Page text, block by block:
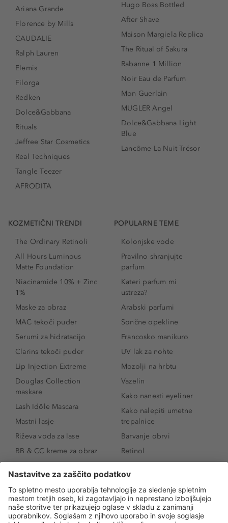
Ariana Grande
Florence by Mills
CAUDALIE
Ralph Lauren
Elemis
Filorga
Redken
Dolce&Gabbana
Rituals
Jeffree Star Cosmetics
Real Techniques
Tangle Teezer
AFRODITA
Hugo Boss Bottled
After Shave
Maison Margiela Replica
The Ritual of Sakura
Rabanne 1 Million
Noir Eau de Parfum
Mon Guerlain
MUGLER Angel
Dolce&Gabbana Light
Blue
Lancôme La Nuit Trésor
KOZMETIČNI TRENDI
The Ordinary Retinoli
All Hours Luminous
Matte Foundation
Niacinamide 10% + Zinc
1%
Maske za obraz
MAC tekoči puder
Serumi za hidratacijo
Clarins tekoči puder
Lip Injection Extreme
Douglas Collection
maskare
Lash Idôle Mascara
Mastni lasje
Riževa voda za lase
BB & CC kreme za obraz
SPF 30
Senčila za oči
Tekoči puder
Ličenje povešenih vek
POPULARNE TEME
Kolonjske vode
Pravilno shranjujte
parfum
Kateri parfum mi
ustreza?
Arabski parfumi
Sončne opekline
Francosko manikuro
UV lak za nohte
Mozolji na hrbtu
Vazelin
Kako nanesti eyeliner
Kako nalepiti umetne
trepalnice
Barvanje obrvi
Retinol
Niacinamid
Rozacea